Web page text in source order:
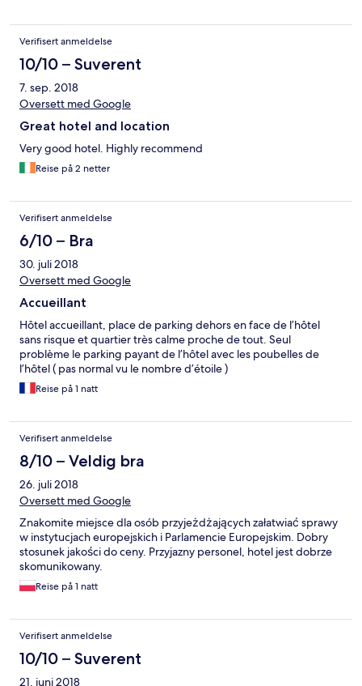
Verifisert anmeldelse
10/10 – Suverent
7. sep. 2018
Oversett med Google
Great hotel and location
Very good hotel. Highly recommend
Reise på 2 netter
Verifisert anmeldelse
6/10 – Bra
30. juli 2018
Oversett med Google
Accueillant
Hôtel accueillant, place de parking dehors en face de l’hôtel
sans risque et quartier très calme proche de tout. Seul
problème le parking payant de l’hôtel avec les poubelles de
l’hôtel ( pas normal vu le nombre d’étoile )
Reise på 1 natt
Verifisert anmeldelse
8/10 – Veldig bra
26. juli 2018
Oversett med Google
Znakomite miejsce dla osób przyjeżdżających załatwiać sprawy
w instytucjach europejskich i Parlamencie Europejskim. Dobry
stosunek jakości do ceny. Przyjazny personel, hotel jest dobrze
skomunikowany.
Reise på 1 natt
Verifisert anmeldelse
10/10 – Suverent
21. juni 2018